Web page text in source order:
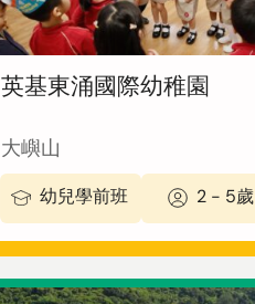
英基東涌國際幼稚園
大嶼山
幼兒學前班 2 - 5歲